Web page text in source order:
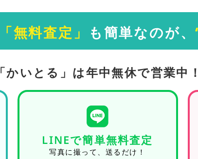
「無料査定」 も簡単なのが、
「かいとる」 は年中無休で営業中！
LINEで簡単無料査定
写真に撮って、送るだけ！